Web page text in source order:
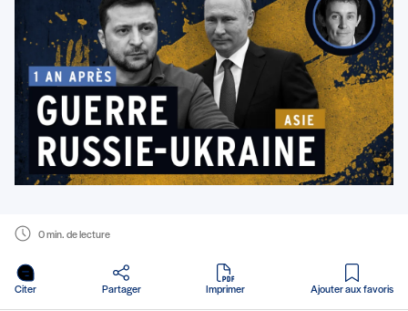
0 min. de lecture
Citer Partager Imprimer
en PDF
Ajouter aux favoris